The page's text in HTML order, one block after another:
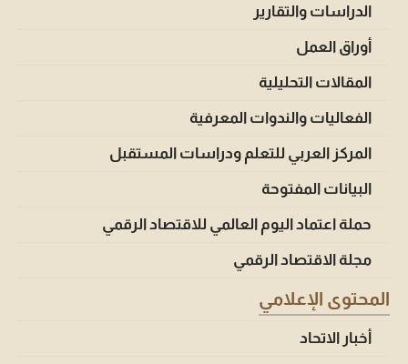
الدراسات والتقارير
أوراق العمل
المقالات التحليلية
الفعاليات والندوات المعرفية
المركز العربي للتعلم ودراسات المستقبل
البيانات المفتوحة
حملة اعتماد اليوم العالمي للاقتصاد الرقمي
مجلة الاقتصاد الرقمي
المحتوى الإعلامي
أخبار الاتحاد